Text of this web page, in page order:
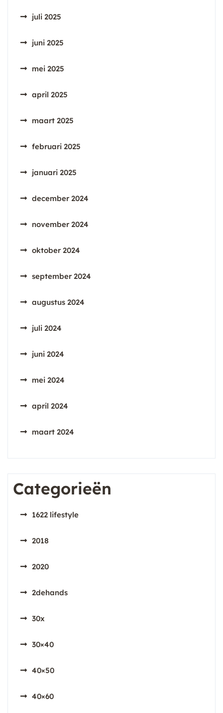
juli 2025
juni 2025
mei 2025
april 2025
maart 2025
februari 2025
januari 2025
december 2024
november 2024
oktober 2024
september 2024
augustus 2024
juli 2024
juni 2024
mei 2024
april 2024
maart 2024
Categorieën
1622 lifestyle
2018
2020
2dehands
30x
30×40
40×50
40×60